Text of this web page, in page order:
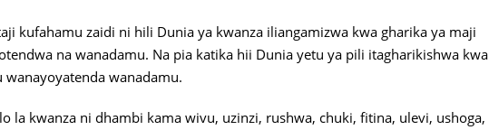
kufahamu zaidi ni hili Dunia ya kwanza iliangamizwa kwa gharika ya maji
na wanadamu. Na pia katika hii Dunia yetu ya pili itagharikishwa kwa
wanadamu.
la kwanza ni dhambi kama wivu, uzinzi, rushwa, chuki, fitina, ulevi, ushoga,